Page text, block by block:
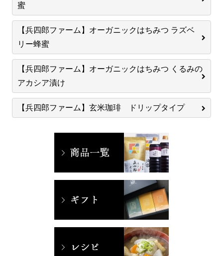
蜜
【兵四郎ファーム】オーガニックはちみつ ラズベ
リー蜂蜜
【兵四郎ファーム】オーガニックはちみつ くるみの
アカシア漬け
【兵四郎ファーム】玄米珈琲 ドリップタイプ